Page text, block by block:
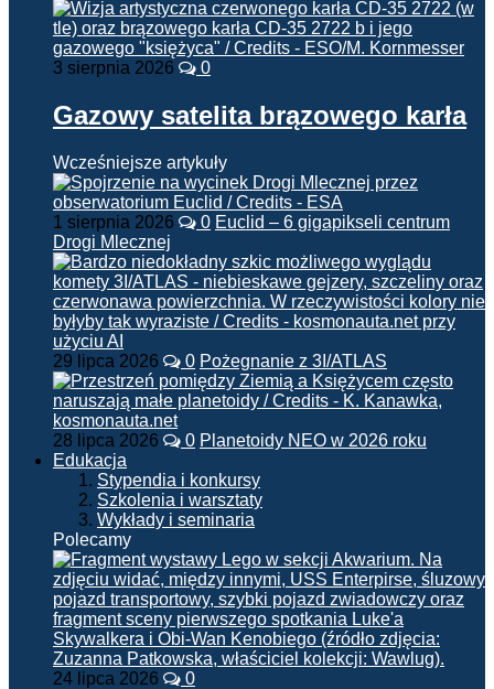
3 sierpnia 2026 0
Gazowy satelita brązowego karła
Wcześniejsze artykuły
1 sierpnia 2026 0 Euclid – 6 gigapikseli centrum
Drogi Mlecznej
29 lipca 2026 0 Pożegnanie z 3I/ATLAS
28 lipca 2026 0 Planetoidy NEO w 2026 roku
Edukacja
Stypendia i konkursy
Szkolenia i warsztaty
Wykłady i seminaria
Polecamy
24 lipca 2026 0